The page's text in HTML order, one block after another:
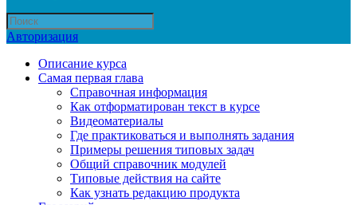
Авторизация
Описание курса
Самая первая глава
Справочная информация
Как отформатирован текст в курсе
Видеоматериалы
Где практиковаться и выполнять задания
Примеры решения типовых задач
Общий справочник модулей
Типовые действия на сайте
Как узнать редакцию продукта